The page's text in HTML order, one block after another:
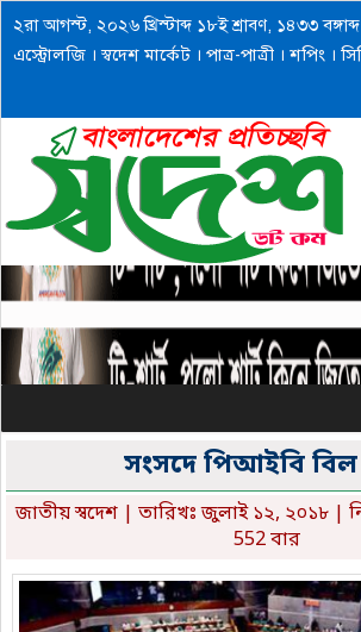
২রা আগস্ট, ২০২৬ খ্রিস্টাব্দ ১৮ই শ্রাবণ, ১৪৩৩ বঙ্গাব্দ
এস্ট্রোলজি । স্বদেশ মার্কেট । পাত্র-পাত্রী । শপিং ।
সংসদে পিআইবি
জাতীয় স্বদেশ | তারিখঃ জুলাই ১২, ২০১৮ |
552 বার